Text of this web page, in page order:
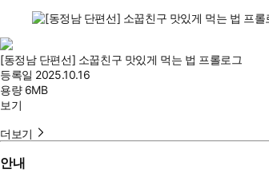
[동정남 단편선] 소꿉친구 맛있게 먹는 법 프롤로그
등록일 2025.10.16
용량 6MB
보기
더보기
안내